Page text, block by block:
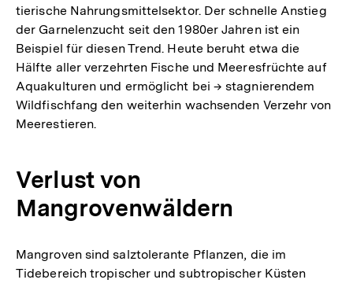
tierische Nahrungsmittelsektor. Der schnelle Anstieg
der Garnelenzucht seit den 1980er Jahren ist ein
Beispiel für diesen Trend. Heute beruht etwa die
Hälfte aller verzehrten Fische und Meeresfrüchte auf
Aquakulturen und ermöglicht bei → stagnierendem
Wildfischfang den weiterhin wachsenden Verzehr von
Meerestieren.
Verlust von
Mangrovenwäldern
Mangroven sind salztolerante Pflanzen, die im
Tidebereich tropischer und subtropischer Küsten